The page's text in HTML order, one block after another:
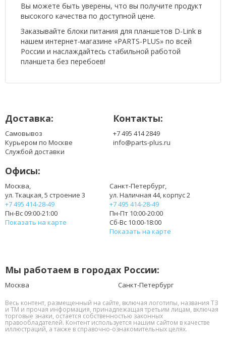
Вы можете быть уверены, что вы получите продукт
высокого качества по доступной цене.
Заказывайте блоки питания для планшетов D-Link в
нашем интернет-магазине «PARTS-PLUS» по всей
России и наслаждайтесь стабильной работой
планшета без перебоев!
Доставка:
Самовывоз
Курьером по Москве
Службой доставки
Контакты:
+7 495 414 2849
info@parts-plus.ru
Офисы:
Москва,
ул. Ткацкая, 5 строение 3
+7 495 414-28-49
Пн-Вс 09:00-21:00
Показать на карте
Санкт-Петербург,
ул. Наличная 44, корпус 2
+7 495 414-28-49
Пн-Пт 10:00-20:00
Сб-Вс 10:00-18:00
Показать на карте
Мы работаем в городах России:
Москва Санкт-Петербург
Весь контент, размещенный на сайте, включая логотипы, названия ТЗ
и ТМ и прочая информация, принадлежащая третьим лицам, включая
торговые знаки, остается собственностью законных
правообладателей. Контент используется нашим сайтом в качестве
иллюстраций, а также в справочно-ознакомительных целях.